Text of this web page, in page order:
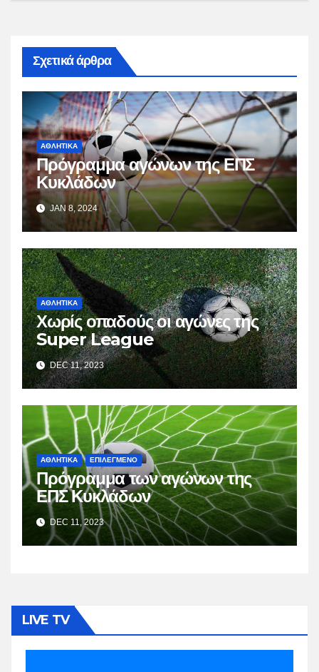
Σχετικά άρθρα
ΑΘΛΗΤΙΚΑ
Πρόγραμμα αγώνων της ΕΠΣ
Κυκλάδων
JAN 8, 2024
ΑΘΛΗΤΙΚΑ
Χωρίς οπαδούς οι αγώνες της
Super League
DEC 11, 2023
ΑΘΛΗΤΙΚΑ ΕΠΙΛΕΓΜΕΝΟ
Πρόγραμμα των αγώνων της
ΕΠΣ Κυκλάδων
DEC 11, 2023
LIVE TV